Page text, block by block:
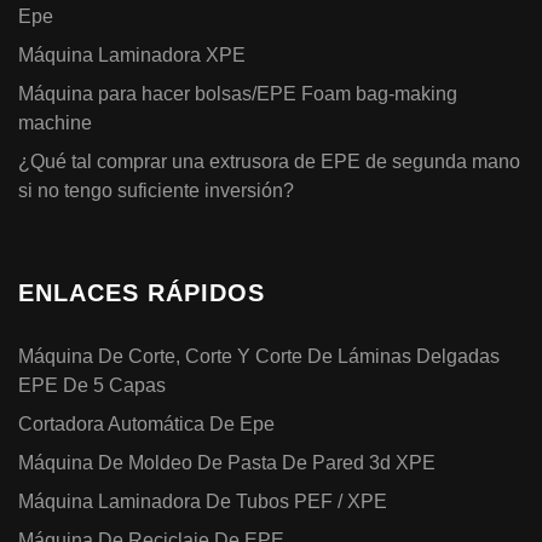
Epe
Máquina Laminadora XPE
Máquina para hacer bolsas/EPE Foam bag-making
machine
¿Qué tal comprar una extrusora de EPE de segunda mano
si no tengo suficiente inversión?
ENLACES RÁPIDOS
Máquina De Corte, Corte Y Corte De Láminas Delgadas
EPE De 5 Capas
Cortadora Automática De Epe
Máquina De Moldeo De Pasta De Pared 3d XPE
Máquina Laminadora De Tubos PEF / XPE